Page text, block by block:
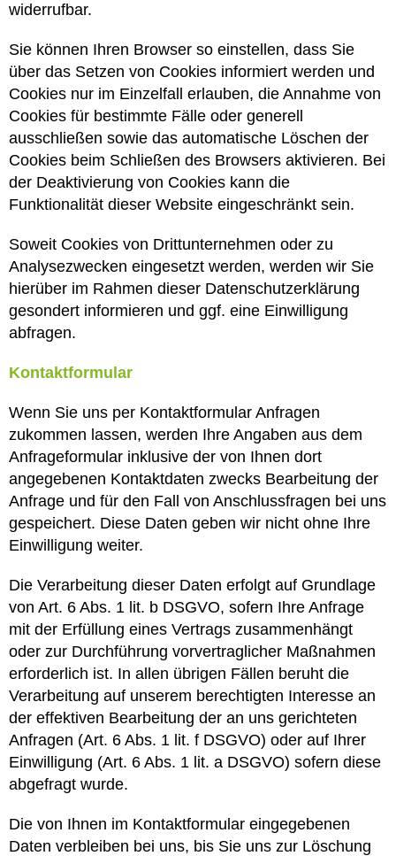
widerrufbar.
Sie können Ihren Browser so einstellen, dass Sie
über das Setzen von Cookies informiert werden und
Cookies nur im Einzelfall erlauben, die Annahme von
Cookies für bestimmte Fälle oder generell
ausschließen sowie das automatische Löschen der
Cookies beim Schließen des Browsers aktivieren. Bei
der Deaktivierung von Cookies kann die
Funktionalität dieser Website eingeschränkt sein.
Soweit Cookies von Drittunternehmen oder zu
Analysezwecken eingesetzt werden, werden wir Sie
hierüber im Rahmen dieser Datenschutzerklärung
gesondert informieren und ggf. eine Einwilligung
abfragen.
Kontaktformular
Wenn Sie uns per Kontaktformular Anfragen
zukommen lassen, werden Ihre Angaben aus dem
Anfrageformular inklusive der von Ihnen dort
angegebenen Kontaktdaten zwecks Bearbeitung der
Anfrage und für den Fall von Anschlussfragen bei uns
gespeichert. Diese Daten geben wir nicht ohne Ihre
Einwilligung weiter.
Die Verarbeitung dieser Daten erfolgt auf Grundlage
von Art. 6 Abs. 1 lit. b DSGVO, sofern Ihre Anfrage
mit der Erfüllung eines Vertrags zusammenhängt
oder zur Durchführung vorvertraglicher Maßnahmen
erforderlich ist. In allen übrigen Fällen beruht die
Verarbeitung auf unserem berechtigten Interesse an
der effektiven Bearbeitung der an uns gerichteten
Anfragen (Art. 6 Abs. 1 lit. f DSGVO) oder auf Ihrer
Einwilligung (Art. 6 Abs. 1 lit. a DSGVO) sofern diese
abgefragt wurde.
Die von Ihnen im Kontaktformular eingegebenen
Daten verbleiben bei uns, bis Sie uns zur Löschung